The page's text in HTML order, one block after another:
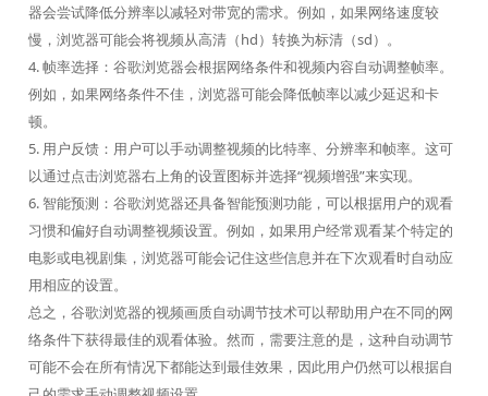
器会尝试降低分辨率以减轻对带宽的需求。例如，如果网络速度较
慢，浏览器可能会将视频从高清（hd）转换为标清（sd）。
4. 帧率选择：谷歌浏览器会根据网络条件和视频内容自动调整帧率。
例如，如果网络条件不佳，浏览器可能会降低帧率以减少延迟和卡
顿。
5. 用户反馈：用户可以手动调整视频的比特率、分辨率和帧率。这可
以通过点击浏览器右上角的设置图标并选择“视频增强”来实现。
6. 智能预测：谷歌浏览器还具备智能预测功能，可以根据用户的观看
习惯和偏好自动调整视频设置。例如，如果用户经常观看某个特定的
电影或电视剧集，浏览器可能会记住这些信息并在下次观看时自动应
用相应的设置。
总之，谷歌浏览器的视频画质自动调节技术可以帮助用户在不同的网
络条件下获得最佳的观看体验。然而，需要注意的是，这种自动调节
可能不会在所有情况下都能达到最佳效果，因此用户仍然可以根据自